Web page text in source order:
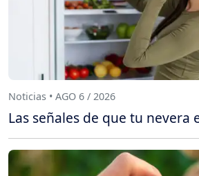
Noticias • AGO 6 / 2026
Las señales de que tu nevera